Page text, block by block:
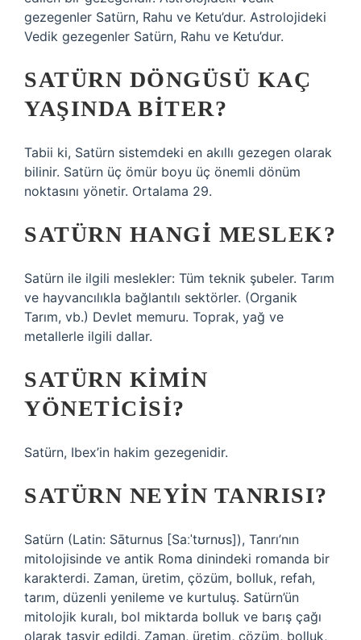
gezegenler Satürn, Rahu ve Ketu’dur. Astrolojideki
Vedik gezegenler Satürn, Rahu ve Ketu’dur.
SATÜRN DÖNGÜSÜ KAÇ
YAŞINDA BITER?
Tabii ki, Satürn sistemdeki en akıllı gezegen olarak
bilinir. Satürn üç ömür boyu üç önemli dönüm
noktasını yönetir. Ortalama 29.
SATÜRN HANGI MESLEK?
Satürn ile ilgili meslekler: Tüm teknik şubeler. Tarım
ve hayvancılıkla bağlantılı sektörler. (Organik
Tarım, vb.) Devlet memuru. Toprak, yağ ve
metallerle ilgili dallar.
SATÜRN KIMIN
YÖNETICISI?
Satürn, Ibex’in hakim gezegenidir.
SATÜRN NEYIN TANRISI?
Satürn (Latin: Sāturnus [Saːˈtʊrnʊs]), Tanrı’nın
mitolojisinde ve antik Roma dinindeki romanda bir
karakterdi. Zaman, üretim, çözüm, bolluk, refah,
tarım, düzenli yenileme ve kurtuluş. Satürn’ün
mitolojik kuralı, bol miktarda bolluk ve barış çağı
olarak tasvir edildi. Zaman, üretim, çözüm, bolluk,